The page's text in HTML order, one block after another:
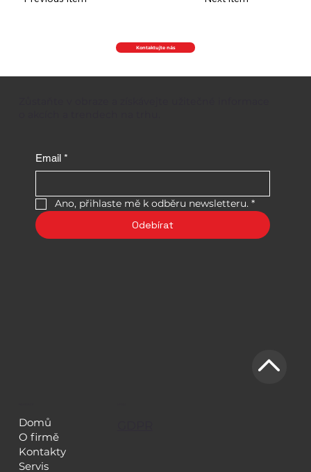
Kontaktujte nás
Email *
Ano, přihlaste mě k odběru newsletteru. *
Odebírat
Domů
O firmě
Kontakty
Servis